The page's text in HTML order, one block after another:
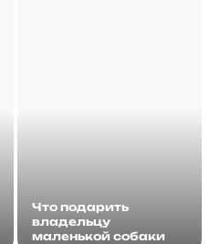
Что подарить
владельцу
маленькой собаки